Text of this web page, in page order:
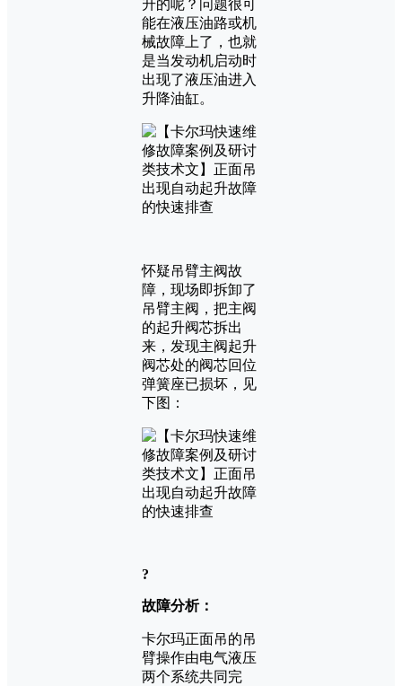
升的呢？问题很可
能在液压油路或机
械故障上了，也就
是当发动机启动时
出现了液压油进入
升降油缸。
怀疑吊臂主阀故
障，现场即拆卸了
吊臂主阀，把主阀
的起升阀芯拆出
来，发现主阀起升
阀芯处的阀芯回位
弹簧座已损坏，见
下图：
?
故障分析：
卡尔玛正面吊的吊
臂操作由电气液压
两个系统共同完